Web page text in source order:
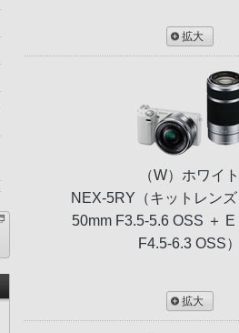
拡大
（W）ホワイト
NEX-5RY（キットレン
50mm F3.5-5.6 OSS ＋
F4.5-6.3 OSS）
拡大